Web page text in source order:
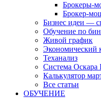
Брокеры-
Брокер-
Бизнес идеи —
Обучение по
Живой график
Экономический
Теханализ
Система Оскара
Калькулятор
Все статьи
ОБУЧЕНИЕ